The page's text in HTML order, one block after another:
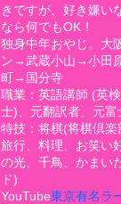
きですが、好き嫌い
なら何でもOK！
独身中年おやじ。
ン→武蔵小山→小田
町→国分寺
職業：英語講師 (英
士)、元翻訳者、元富
特技：将棋(将棋倶楽
旅行、料理、お笑い
の光、千鳥、かまい
ド)
YouTube東京有名ラ